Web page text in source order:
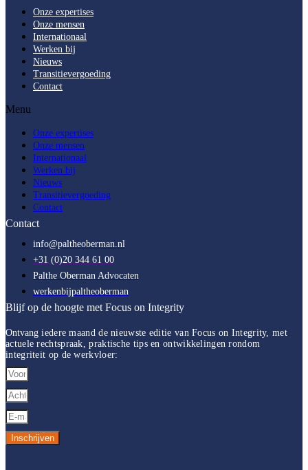
Onze expertises
Onze mensen
Internationaal
Werken bij
Nieuws
Transitievergoeding
Contact
Menu
Onze expertises
Onze mensen
Internationaal
Werken bij
Nieuws
Transitievergoeding
Contact
Contact
info@paltheoberman.nl
+31 (0)20 344 61 00
Palthe Oberman Advocaten
werkenbijpaltheoberman
Blijf op de hoogte met Focus on Integrity
Ontvang iedere maand de nieuwste editie van Focus on Integrity, met
actuele rechtspraak, praktische tips en ontwikkelingen rondom
integriteit op de werkvloer:
Inschrijven